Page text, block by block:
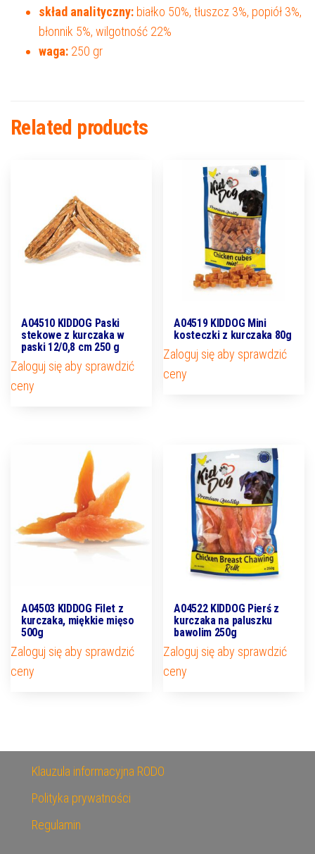
skład analityczny: białko 50%, tłuszcz 3%, popiół 3%,
błonnik 5%, wilgotność 22%
waga: 250 gr
Related products
A04510 KIDDOG Paski
stekowe z kurczaka w
paski 12/0,8 cm 250 g
Zaloguj się aby sprawdzić
ceny
A04519 KIDDOG Mini
kosteczki z kurczaka 80g
Zaloguj się aby sprawdzić
ceny
A04503 KIDDOG Filet z
kurczaka, miękkie mięso
500g
Zaloguj się aby sprawdzić
ceny
A04522 KIDDOG Pierś z
kurczaka na paluszku
bawolim 250g
Zaloguj się aby sprawdzić
ceny
Klauzula informacyjna RODO
Polityka prywatności
Regulamin